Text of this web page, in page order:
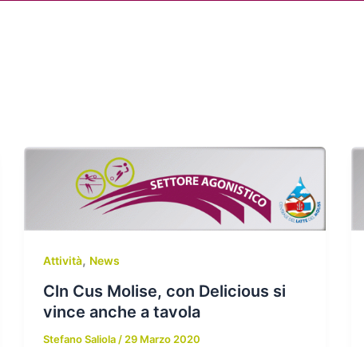
Attività, News
Cln Cus Molise, con Delicious si
vince anche a tavola
Stefano Saliola / 29 Marzo 2020